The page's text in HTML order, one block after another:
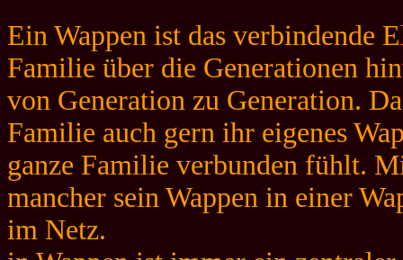
Ein Wappen ist das verbindende
Familie über die Generationen
von Generation zu Generation.
Familie auch gern ihr eigenes
ganze Familie verbunden fühlt.
mancher sein Wappen in einer
im Netz.